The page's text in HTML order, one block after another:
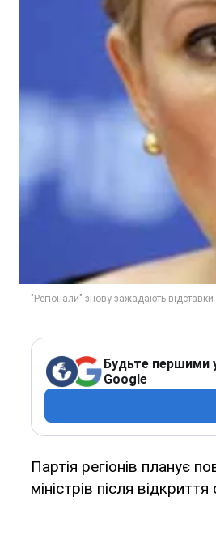
Будьте першими
Google
Партія регіонів планує
міністрів після